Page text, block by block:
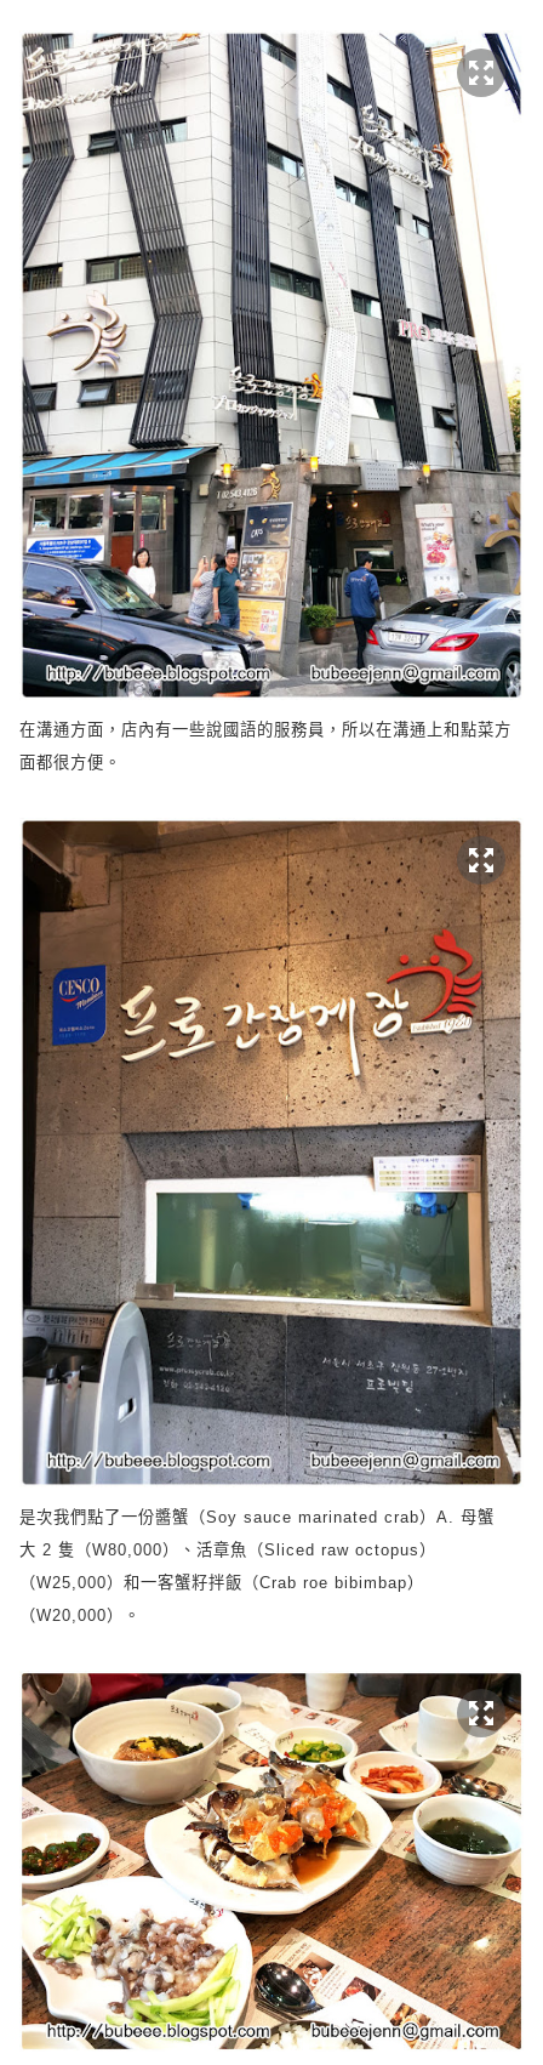
在溝通方面，店內有一些說國語的服務員，所以在溝通上和點菜方
面都很方便。
是次我們點了一份醬蟹（Soy sauce marinated crab） A. 母蟹
大 2 隻（W80,000）、活章魚（Sliced raw octopus ）
（W25,000）和一客蟹籽拌飯（Crab roe bibimbap）
（W20,000）。